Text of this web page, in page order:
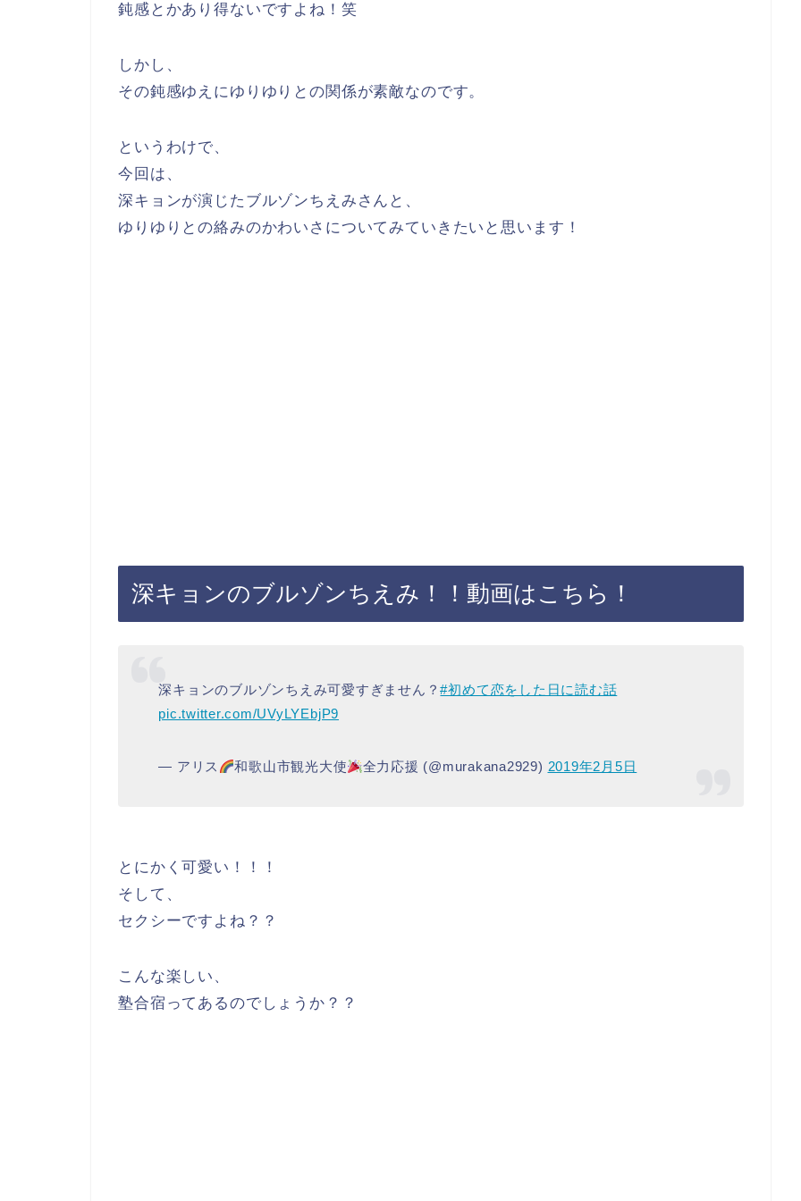
鈍感とかあり得ないですよね！笑
しかし、
その鈍感ゆえにゆりゆりとの関係が素敵なのです。
というわけで、
今回は、
深キョンが演じたブルゾンちえみさんと、
ゆりゆりとの絡みのかわいさについてみていきたいと思います！
深キョンのブルゾンちえみ！！動画はこちら！
深キョンのブルゾンちえみ可愛すぎません？#初めて恋をした日に読む話
pic.twitter.com/UVyLYEbjP9
— アリス 和歌山市観光大使 全力応援 (@murakana2929) 2019年2月5日
とにかく可愛い！！！
そして、
セクシーですよね？？
こんな楽しい、
塾合宿ってあるのでしょうか？？